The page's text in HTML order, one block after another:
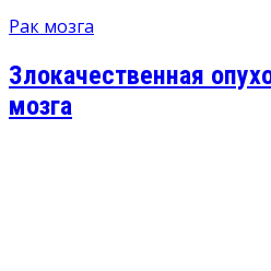
Рак мозга
Злокачественная
мозга